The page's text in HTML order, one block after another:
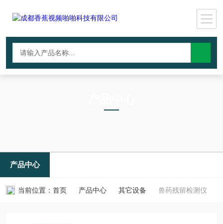
产品中心
当前位置： 首页 产品中心 其它设备 兽药残留检测仪